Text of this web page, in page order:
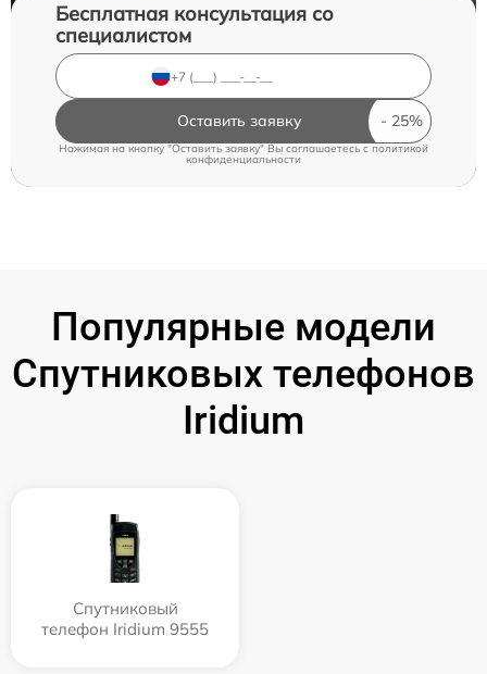
Бесплатная консультация со
специалистом
Оставить заявку
Нажимая на кнопку "Оставить заявку" Вы соглашаетесь c политикой
конфиденциальности
Популярные модели
Спутниковых телефонов
Iridium
Спутниковый
телефон Iridium 9555